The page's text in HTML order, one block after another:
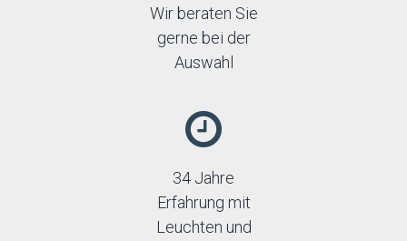
Wir beraten Sie
gerne bei der
Auswahl
34 Jahre
Erfahrung mit
Leuchten und